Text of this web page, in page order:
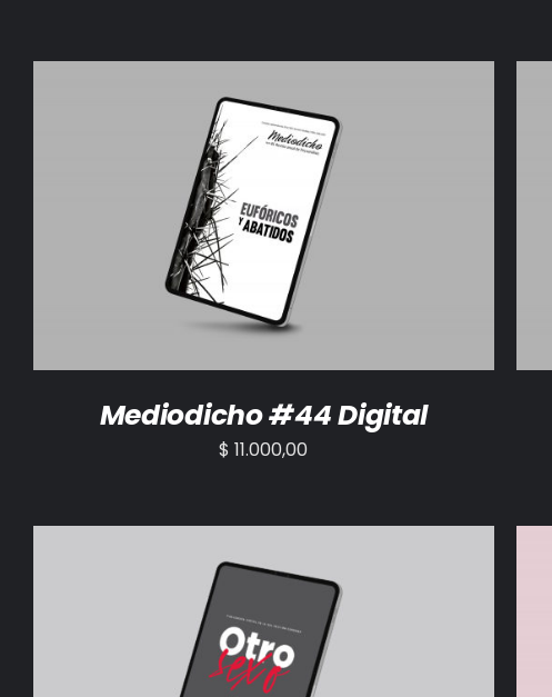
AÑADIR AL CARRITO /
Mediodicho #44 Digital
$ 11.000,00
AÑADIR AL CARRITO /